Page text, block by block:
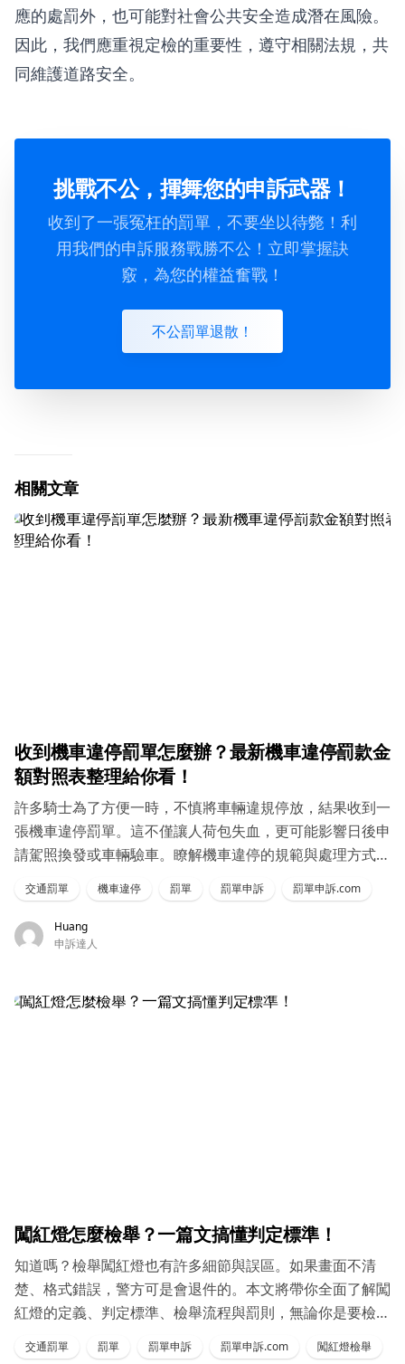
應的處罰外，也可能對社會公共安全造成潛在風險。
因此，我們應重視定檢的重要性，遵守相關法規，共
同維護道路安全。
挑戰不公，揮舞您的申訴武器！
收到了一張冤枉的罰單，不要坐以待斃！利
用我們的申訴服務戰勝不公！立即掌握訣
竅，為您的權益奮戰！
不公罰單退散！
相關文章
收到機車違停罰單怎麼辦？最新機車違停罰款金
額對照表整理給你看！
許多騎士為了方便一時，不慎將車輛違規停放，結果收到一
張機車違停罰單。這不僅讓人荷包失血，更可能影響日後申
請駕照換發或車輛驗車。瞭解機車違停的規範與處理方式，
交通罰單 機車違停 罰單 罰單申訴 罰單申訴.com
Huang
申訴達人
闖紅燈怎麼檢舉？一篇文搞懂判定標準！
知道嗎？檢舉闖紅燈也有許多細節與誤區。如果畫面不清
楚、格式錯誤，警方可是會退件的。本文將帶你全面了解闖
紅燈的定義、判定標準、檢舉流程與罰則，無論你是要檢舉
交通罰單 罰單 罰單申訴 罰單申訴.com 闖紅燈檢舉